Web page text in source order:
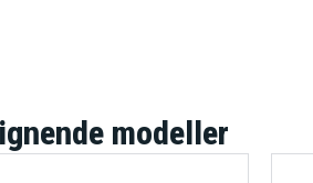
modeller